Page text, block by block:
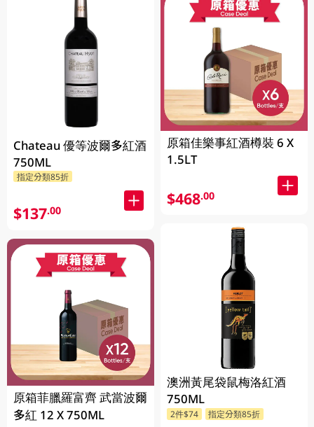
Chateau 優等波爾多紅酒
750ML
指定分類85折
$137.00
原箱菲臘羅富齊 武當波爾
多紅 12 X 750ML
原箱佳樂事紅酒樽裝 6 X
1.5LT
$468.00
澳洲黃尾袋鼠梅洛紅酒
750ML
2件$74 指定分類85折